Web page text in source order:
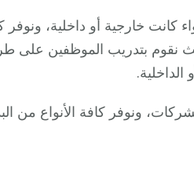
كانت خارجية أو داخلية، ونوفر
حيث نقوم بتدريب الموظفين على